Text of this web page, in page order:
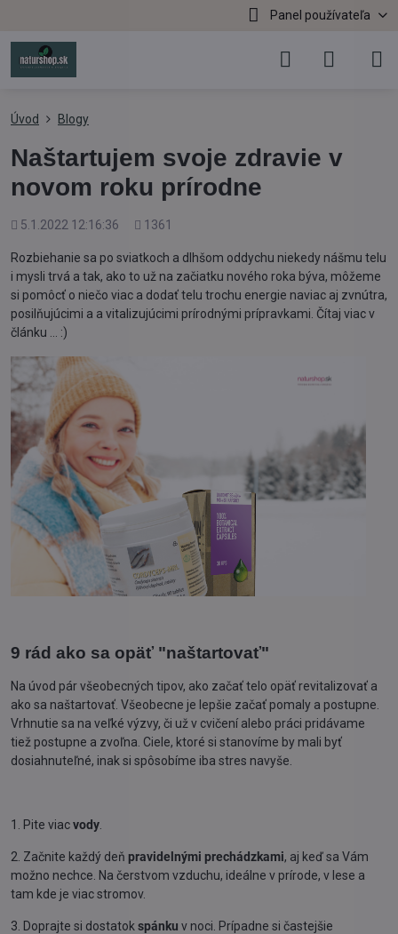
Panel používateľa
Úvod Blogy
Naštartujem svoje zdravie v
novom roku prírodne
Pridané
5.1.2022 12:16:36
Počet
1361
Rozbiehanie sa po sviatkoch a dlhšom oddychu niekedy nášmu telu
i mysli trvá a tak, ako to už na začiatku nového roka býva, môžeme
si pomôcť o niečo viac a dodať telu trochu energie naviac aj zvnútra,
posilňujúcimi a a vitalizujúcimi prírodnými prípravkami. Čítaj viac v
článku ... :)
9 rád ako sa opäť "naštartovať"
Na úvod pár všeobecných tipov, ako začať telo opäť revitalizovať a
ako sa naštartovať. Všeobecne je lepšie začať pomaly a postupne.
Vrhnutie sa na veľké výzvy, či už v cvičení alebo práci pridávame
tiež postupne a zvoľna. Ciele, ktoré si stanovíme by mali byť
dosiahnuteľné, inak si spôsobíme iba stres navyše.
1. Pite viacvody
2. Začnite každý deň pravidelnými prechádzkami, aj keď sa Vám
možno nechce. Na čerstvom vzduchu, ideálne v prírode, v lese a
tam kde je viac stromov.
3. Doprajte si dostatok spánku v noci. Prípadne si častejšie